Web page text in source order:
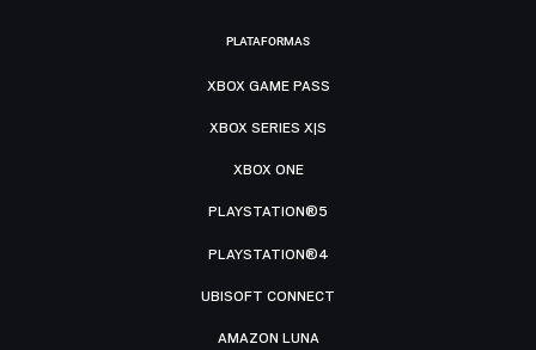
PLATAFORMAS
XBOX GAME PASS
XBOX SERIES X|S
XBOX ONE
PLAYSTATION®5
PLAYSTATION®4
UBISOFT CONNECT
AMAZON LUNA